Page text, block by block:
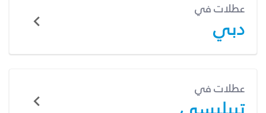
عطلات في
دبي
عطلات في